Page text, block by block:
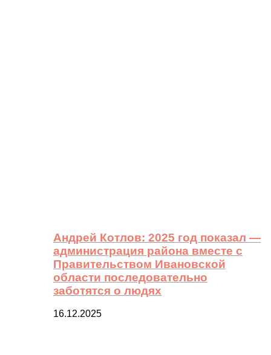
Андрей Котлов: 2025 год показал —
администрация района вместе с
Правительством Ивановской
области последовательно
заботятся о людях
16.12.2025